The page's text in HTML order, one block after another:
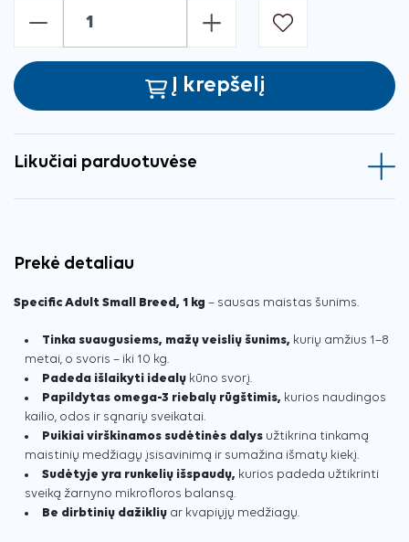
- +
Į krepšelį
Likučiai parduotuvėse
Prekė detaliau
Specific Adult Small Breed, 1 kg – sausas maistas šunims.
Tinka suaugusiems, mažų veislių šunims, kurių amžius 1–8
metai, o svoris – iki 10 kg.
Padeda išlaikyti idealų kūno svorį.
Papildytas omega-3 riebalų rūgštimis, kurios naudingos
kailio, odos ir sąnarių sveikatai.
Puikiai virškinamos sudėtinės dalys užtikrina tinkamą
maistinių medžiagų įsisavinimą ir sumažina išmatų kiekį.
Sudėtyje yra runkelių išspaudų, kurios padeda užtikrinti
sveiką žarnyno mikrofloros balansą.
Be dirbtinių dažiklių ar kvapiųjų medžiagų.